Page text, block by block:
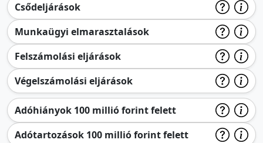
Csődeljárások
Munkaügyi elmarasztalások
Felszámolási eljárások
Végelszámolási eljárások
Adóhiányok 100 millió forint felett
Adótartozások 100 millió forint felett